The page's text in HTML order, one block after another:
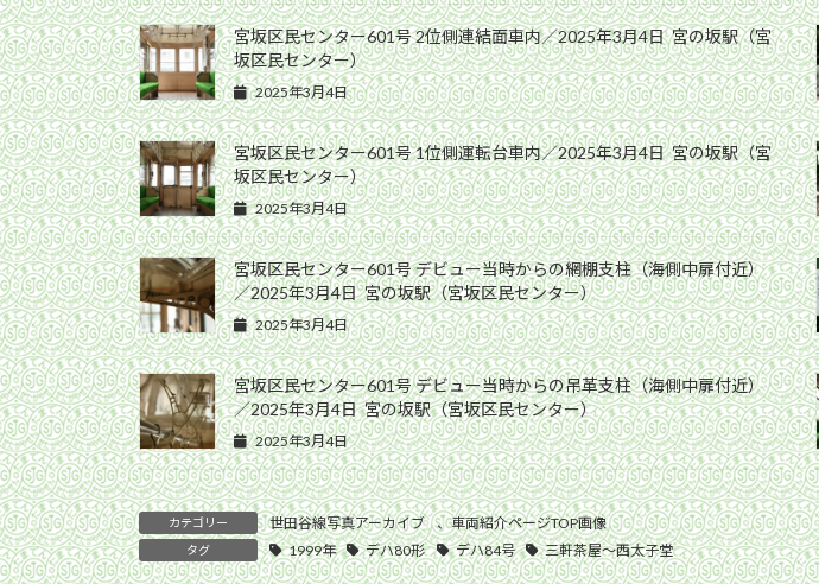
宮坂区民センター601号 2位側連結面車内／2025年3月4日 宮の坂駅（宮
坂区民センター）
2025年3月4日
宮坂区民センター601号 1位側運転台車内／2025年3月4日 宮の坂駅（宮
坂区民センター）
2025年3月4日
宮坂区民センター601号 デビュー当時からの網棚支柱（海側中扉付近）
／2025年3月4日 宮の坂駅（宮坂区民センター）
2025年3月4日
宮坂区民センター601号 デビュー当時からの吊革支柱（海側中扉付近）
／2025年3月4日 宮の坂駅（宮坂区民センター）
2025年3月4日
カテゴリー 世田谷線写真アーカイブ 、車両紹介ページTOP画像
タグ 1999年 デハ80形 デハ84号 三軒茶屋〜西太子堂